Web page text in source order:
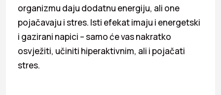
organizmu daju dodatnu energiju, ali one
pojačavaju i stres. Isti efekat imaju i energetski
i gazirani napici – samo će vas nakratko
osvježiti, učiniti hiperaktivnim, ali i pojačati
stres.